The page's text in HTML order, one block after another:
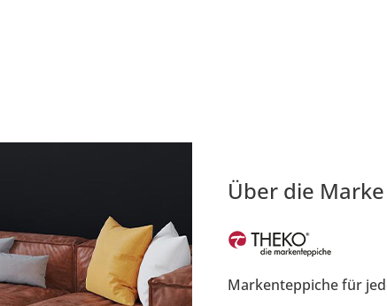
Über die Marke
Markenteppiche für